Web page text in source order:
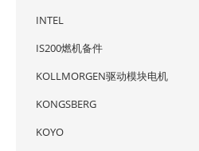
INTEL
IS200燃机备件
KOLLMORGEN驱动模块电机
KONGSBERG
KOYO